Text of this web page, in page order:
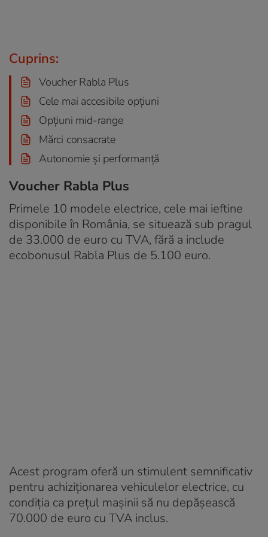
Cuprins:
Voucher Rabla Plus
Cele mai accesibile opțiuni
Opțiuni mid-range
Mărci consacrate
Autonomie și performanță
Voucher Rabla Plus
Primele 10 modele electrice, cele mai ieftine
disponibile în România, se situează sub pragul
de 33.000 de euro cu TVA, fără a include
ecobonusul Rabla Plus de 5.100 euro.
Acest program oferă un stimulent semnificativ
pentru achiziționarea vehiculelor electrice, cu
condiția ca prețul mașinii să nu depășească
70.000 de euro cu TVA inclus.